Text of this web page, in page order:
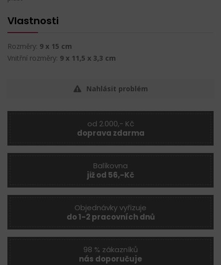
Vlastnosti
Rozměry: 9 x 15 cm
Vnitřní rozměry: 9 x 11,5 x 3,3 cm
Nahlásit problém
od 2.000,- Kč
doprava zdarma
Balíkovna
již od 56,-Kč
Objednávky vyřizuje
do 1-2 pracovních dnů
98 % zákazníků
nás doporučuje